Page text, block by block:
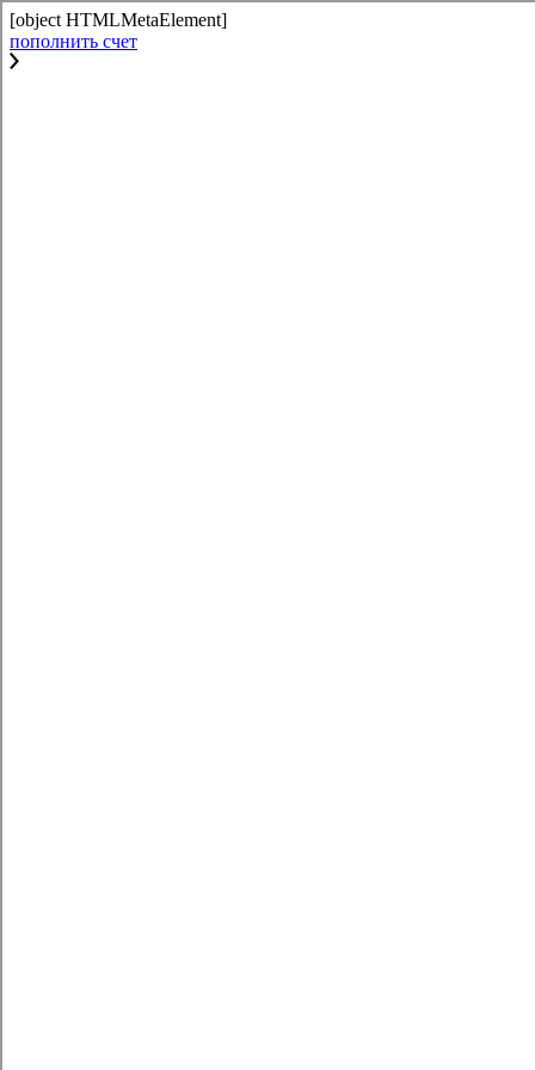
[object HTMLMetaElement]
пополнить счет